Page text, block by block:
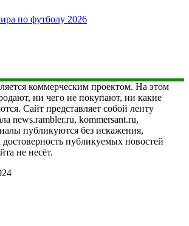
по футболу 2026
коммерческим проектом. На этом
ни чего не покупают, ни какие
Сайт представляет собой ленту
news.rambler.ru, kommersant.ru,
публикуются без искажения,
достоверность публикуемых новостей
не несёт.